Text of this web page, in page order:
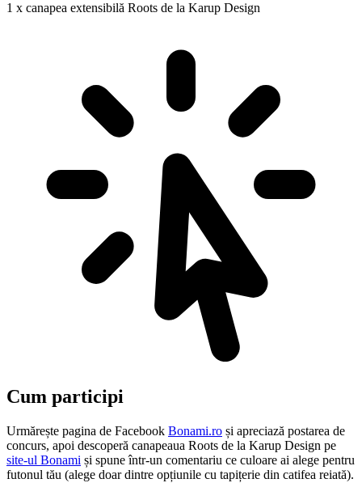
1 x canapea extensibilă Roots de la Karup Design
Cum participi
Urmărește pagina de Facebook Bonami.ro și apreciază postarea de
concurs, apoi descoperă canapeaua Roots de la Karup Design pe
site-ul Bonami și spune într-un comentariu ce culoare ai alege pentru
futonul tău (alege doar dintre opțiunile cu tapițerie din catifea reiată).